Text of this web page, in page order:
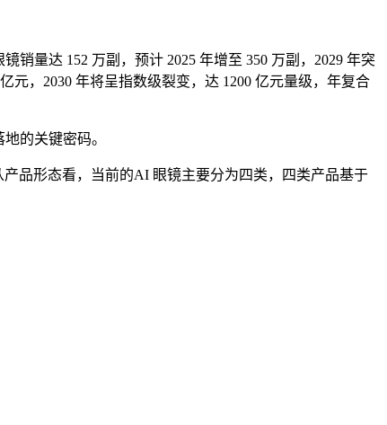
销量达 152 万副，预计 2025 年增至 350 万副，2029 年突
元，2030 年将呈指数级裂变，达 1200 亿元量级，年复合
的关键密码。
品形态看，当前的AI 眼镜主要分为四类，四类产品基于